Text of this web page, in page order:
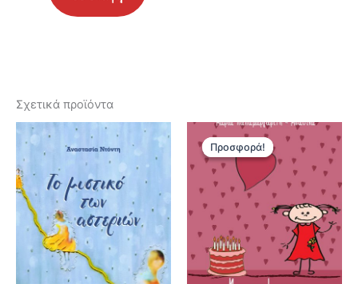
Σχετικά προϊόντα
Προσφορά!
Προσφορά!